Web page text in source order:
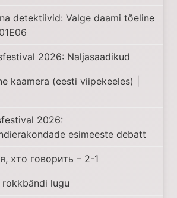
detektiivid: Valge daami tõeline
2026: Naljasaadikud
kaamera (eesti viipekeeles) |
2026:
esimeeste debatt
хто говорить – 2-1
rokkbändi lugu